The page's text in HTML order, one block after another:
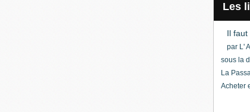
Les
Il faut
par L'
sous la
La
Acheter